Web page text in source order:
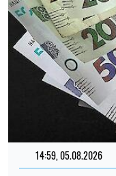
14:59, 05.08.2026